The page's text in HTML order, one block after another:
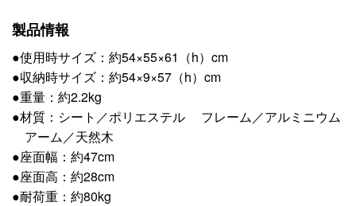
製品情報
●使用時サイズ：約54×55×61（h）cm
●収納時サイズ：約54×9×57（h）cm
●重量：約2.2kg
●材質：シート／ポリエステル フレーム／アルミニウム
アーム／天然木
●座面幅：約47cm
●座面高：約28cm
●耐荷重：約80kg